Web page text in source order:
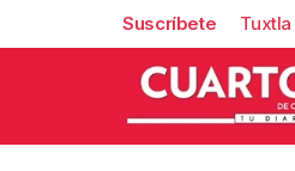
Suscríbete